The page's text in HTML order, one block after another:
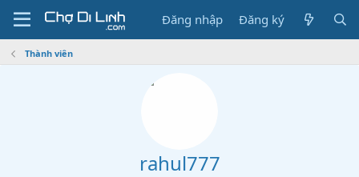
Đăng nhập Đăng ký
Thành viên
rahul777